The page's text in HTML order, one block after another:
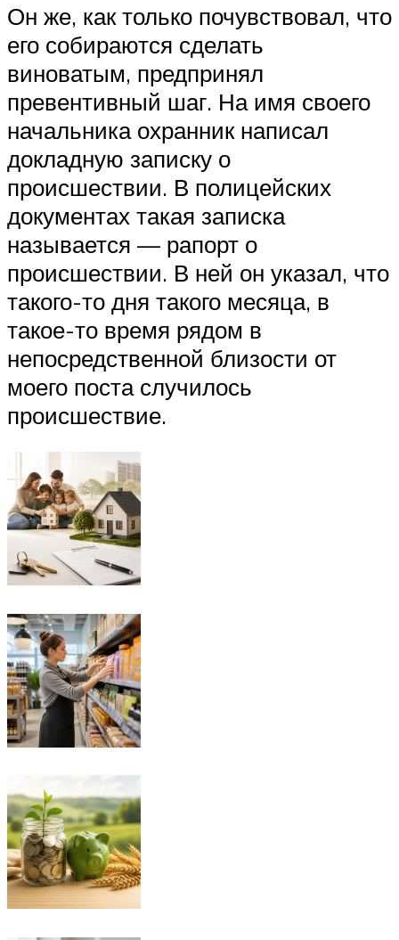
Он же, как только почувствовал, что
его собираются сделать
виноватым, предпринял
превентивный шаг. На имя своего
начальника охранник написал
докладную записку о
происшествии. В полицейских
документах такая записка
называется — рапорт о
происшествии. В ней он указал, что
такого-то дня такого месяца, в
такое-то время рядом в
непосредственной близости от
моего поста случилось
происшествие.